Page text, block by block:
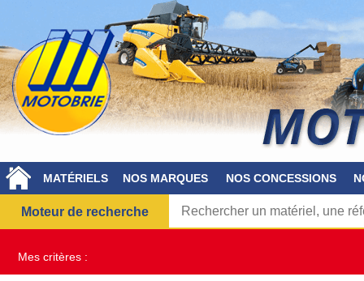
MATÉRIELS NOS MARQUES NOS CONCESSIONS
Moteur de recherche
Mes critères :